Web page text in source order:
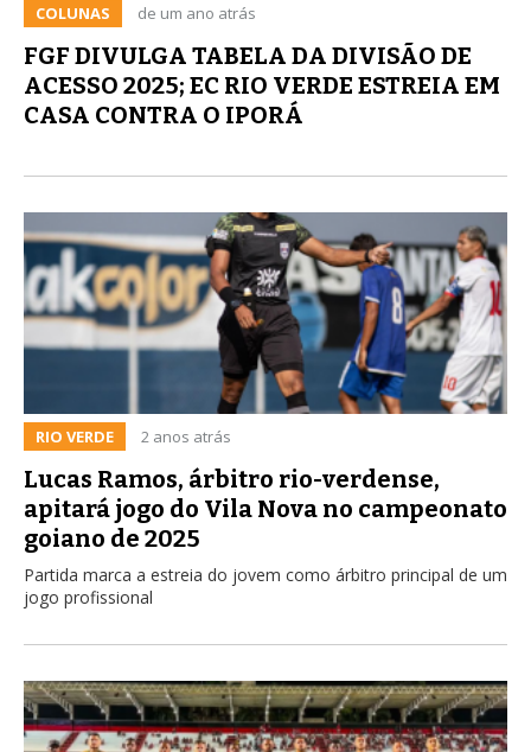
COLUNAS de um ano atrás
FGF DIVULGA TABELA DA DIVISÃO DE
ACESSO 2025; EC RIO VERDE ESTREIA EM
CASA CONTRA O IPORÁ
RIO VERDE 2 anos atrás
Lucas Ramos, árbitro rio-verdense,
apitará jogo do Vila Nova no campeonato
goiano de 2025
Partida marca a estreia do jovem como árbitro principal de um
jogo profissional